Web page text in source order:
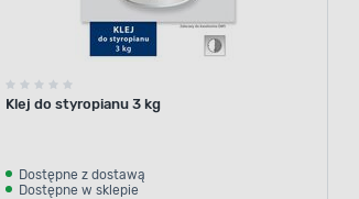
Klej do styropianu 3 kg
Dostępne z dostawą
Dostępne w sklepie